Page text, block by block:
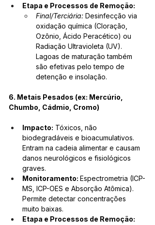
Etapa e Processos de Remoção:
Final/Terciária: Desinfecção via
oxidação química (Cloração,
Ozônio, Ácido Peracético) ou
Radiação Ultravioleta (UV).
Lagoas de maturação também
são efetivas pelo tempo de
detenção e insolação.
6. Metais Pesados (ex: Mercúrio,
Chumbo, Cádmio, Cromo)
Impacto: Tóxicos, não
biodegradáveis e bioacumulativos.
Entram na cadeia alimentar e causam
danos neurológicos e fisiológicos
graves.
Monitoramento: Espectrometria (ICP-
MS, ICP-OES e Absorção Atômica).
Permite detectar concentrações
muito baixas.
Etapa e Processos de Remoção: